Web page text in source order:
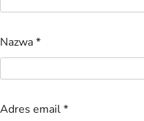
Nazwa*
Adres email*